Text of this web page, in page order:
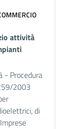
attività
- Procedura
2003
di